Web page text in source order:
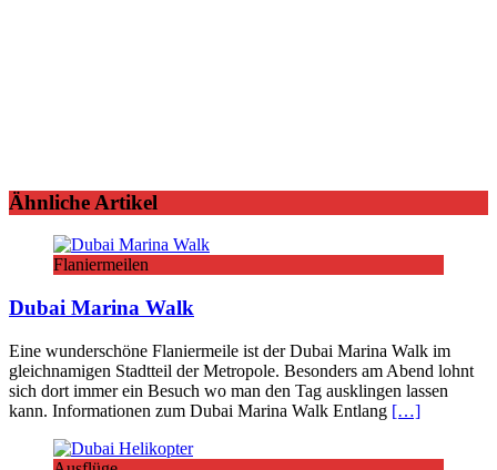
Ähnliche Artikel
Flaniermeilen
Dubai Marina Walk
Eine wunderschöne Flaniermeile ist der Dubai Marina Walk im
gleichnamigen Stadtteil der Metropole. Besonders am Abend lohnt
sich dort immer ein Besuch wo man den Tag ausklingen lassen
kann. Informationen zum Dubai Marina Walk Entlang […]